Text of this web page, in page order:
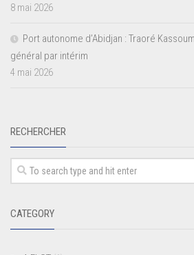
8 mai 2026
Port autonome d’Abidjan : Traoré
général par intérim
4 mai 2026
RECHERCHER
CATEGORY